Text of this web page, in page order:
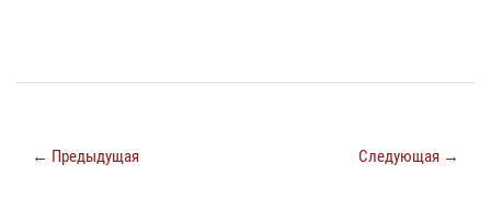
← Предыдущая Следующая →